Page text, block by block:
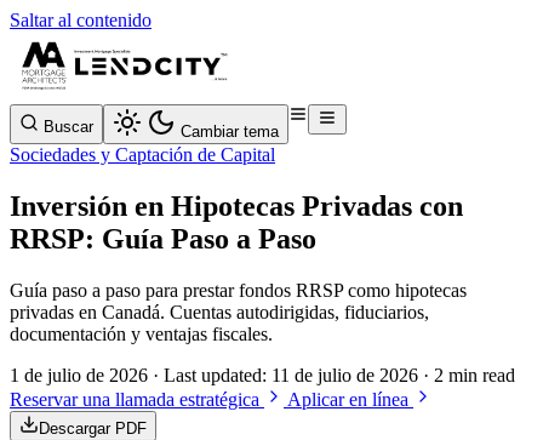
Saltar al contenido
Buscar Cambiar tema
Sociedades y Captación de Capital
Inversión en Hipotecas Privadas con
RRSP: Guía Paso a Paso
Guía paso a paso para prestar fondos RRSP como hipotecas
privadas en Canadá. Cuentas autodirigidas, fiduciarios,
documentación y ventajas fiscales.
1 de julio de 2026 · Last updated: 11 de julio de 2026 · 2 min read
Reservar una llamada estratégica
Aplicar en línea
Descargar PDF